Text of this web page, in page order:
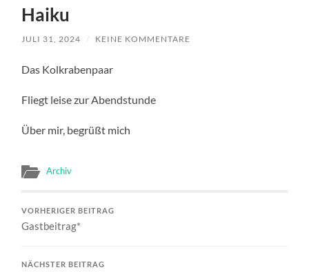
Haiku
JULI 31, 2024 / KEINE KOMMENTARE
Das Kolkrabenpaar
Fliegt leise zur Abendstunde
Über mir, begrüßt mich
Archiv
VORHERIGER BEITRAG
Gastbeitrag*
NÄCHSTER BEITRAG